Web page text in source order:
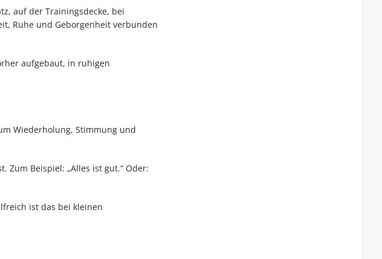
auf der Trainingsdecke, bei
Ruhe und Geborgenheit verbunden
aufgebaut, in ruhigen
Wiederholung, Stimmung und
Zum Beispiel: „Alles ist gut.“ Oder:
ist das bei kleinen